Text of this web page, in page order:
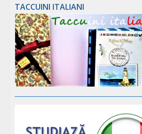
TACCUINI ITALIANI